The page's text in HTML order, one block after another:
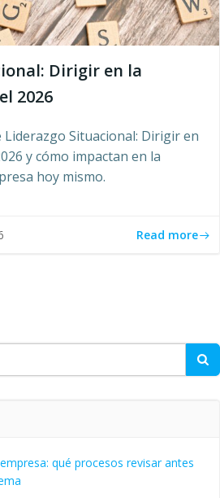
Dirigir en la
2026
Liderazgo Situacional: Dirigir en
y cómo impactan en la
hoy mismo.
Read more
qué procesos revisar antes